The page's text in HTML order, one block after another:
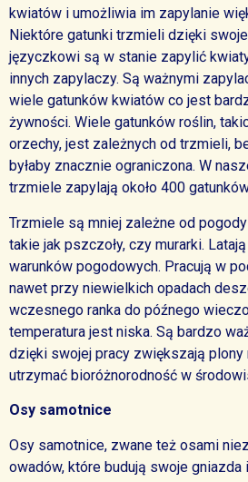
kwiatów i umożliwia im zapylanie
Niektóre gatunki trzmieli dzięki
języczkowi są w stanie zapylić
innych zapylaczy. Są ważnymi
wiele gatunków kwiatów co jest
żywności. Wiele gatunków roślin,
orzechy, jest zależnych od trzmieli,
byłaby znacznie ograniczona. W
trzmiele zapylają około 400
Trzmiele są mniej zależne od
takie jak pszczoły, czy murarki.
warunków pogodowych. Pracują w
nawet przy niewielkich opadach
wczesnego ranka do późnego
temperatura jest niska. Są bardzo
dzięki swojej pracy zwiększają plony
utrzymać bioróżnorodność w
Osy samotnice
Osy samotnice, zwane też osami
owadów, które budują swoje gniazda